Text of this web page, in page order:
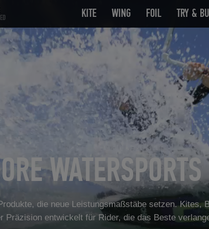
KITE OPEN SUBMENU
WING OPEN SUBMENU
FOIL OPENTRY &
WATERSPORTS
die neue Leistungsmaßstäbe setzen. Kites,
Präzision entwickelt für Rider, die das Beste